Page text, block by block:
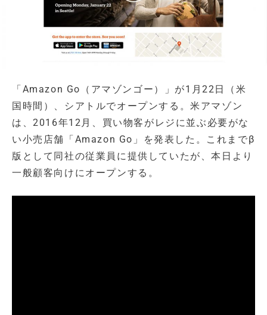
「Amazon Go（アマゾンゴー）」が1月22日（米
国時間）、シアトルでオープンする。米アマゾン
は、2016年12月、買い物客がレジに並ぶ必要がな
い小売店舗「Amazon Go」を発表した。これまでβ
版として同社の従業員に提供していたが、本日より
一般顧客向けにオープンする。